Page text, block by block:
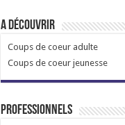
A découvrir
Coups de coeur adulte
Coups de coeur jeunesse
Professionnels